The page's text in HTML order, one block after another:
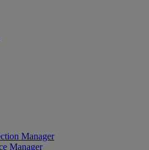
Manager
Manager